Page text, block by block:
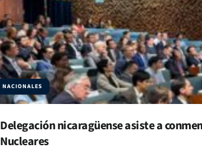
NACIONALES
Delegación nicaragüense asiste a
Nucleares